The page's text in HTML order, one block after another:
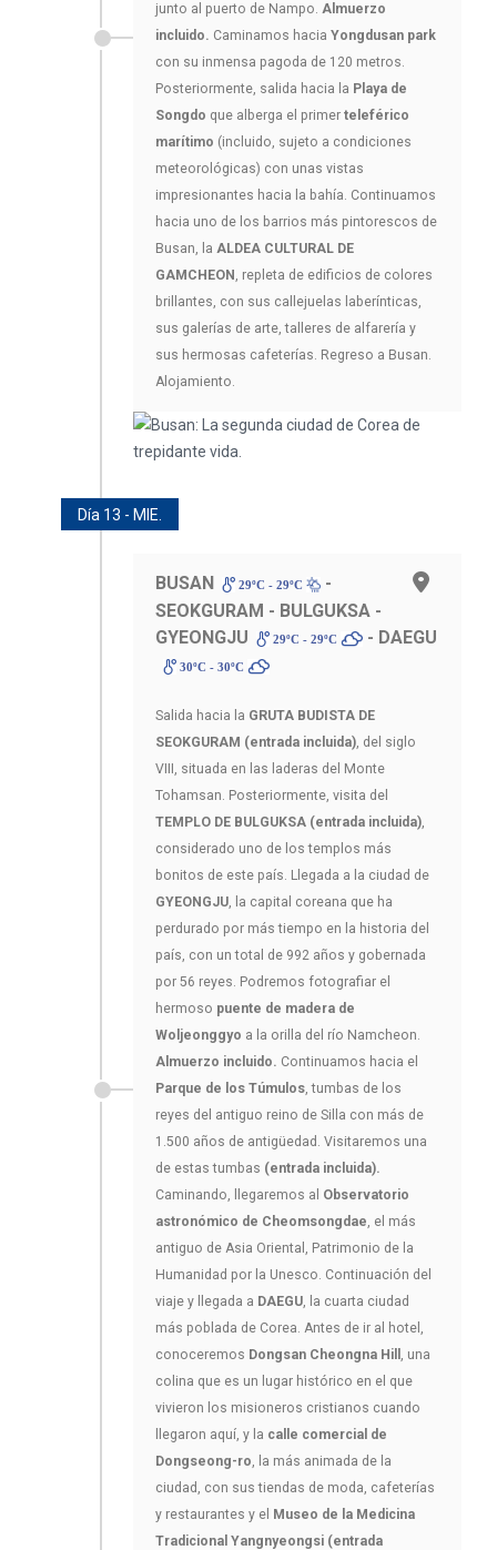
junto al puerto de Nampo. Almuerzo
incluido. Caminamos hacia Yongdusan park
con su inmensa pagoda de 120 metros.
Posteriormente, salida hacia la Playa de
Songdo que alberga el primer teleférico
marítimo (incluido, sujeto a condiciones
meteorológicas) con unas vistas
impresionantes hacia la bahía. Continuamos
hacia uno de los barrios más pintorescos de
Busan, la ALDEA CULTURAL DE
GAMCHEON, repleta de edificios de colores
brillantes, con sus callejuelas laberínticas,
sus galerías de arte, talleres de alfarería y
sus hermosas cafeterías. Regreso a Busan.
Alojamiento.
Día 13 - MIE.
BUSAN 29ºC - 29ºC
-
SEOKGURAM - BULGUKSA -
GYEONGJU
29ºC - 29ºC - DAEGU
30ºC - 30ºC
Salida hacia la GRUTA BUDISTA DE
SEOKGURAM (entrada incluida), del siglo
VIII, situada en las laderas del Monte
Tohamsan. Posteriormente, visita del
TEMPLO DE BULGUKSA (entrada incluida),
considerado uno de los templos más
bonitos de este país. Llegada a la ciudad de
GYEONGJU, la capital coreana que ha
perdurado por más tiempo en la historia del
país, con un total de 992 años y gobernada
por 56 reyes. Podremos fotografiar el
hermoso puente de madera de
Woljeonggyo a la orilla del río Namcheon.
Almuerzo incluido. Continuamos hacia el
Parque de los Túmulos, tumbas de los
reyes del antiguo reino de Silla con más de
1.500 años de antigüedad. Visitaremos una
de estas tumbas (entrada incluida).
Caminando, llegaremos al Observatorio
astronómico de Cheomsongdae, el más
antiguo de Asia Oriental, Patrimonio de la
Humanidad por la Unesco. Continuación del
viaje y llegada a DAEGU, la cuarta ciudad
más poblada de Corea. Antes de ir al hotel,
conoceremos Dongsan Cheongna Hill , una
colina que es un lugar histórico en el que
vivieron los misioneros cristianos cuando
llegaron aquí, y la calle comercial de
Dongseong-ro, la más animada de la
ciudad, con sus tiendas de moda, cafeterías
y restaurantes y el Museo de la Medicina
Tradicional Yangnyeongsi (entrada